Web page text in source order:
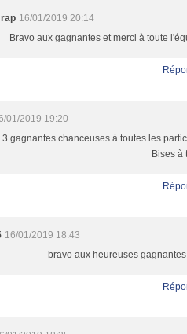
16/01/2019 20:14
Bravo aux gagnantes et merci à toute
01/2019 19:20
3 gagnantes chanceuses à toutes les
Bises à
16/01/2019 18:43
bravo aux heureuses